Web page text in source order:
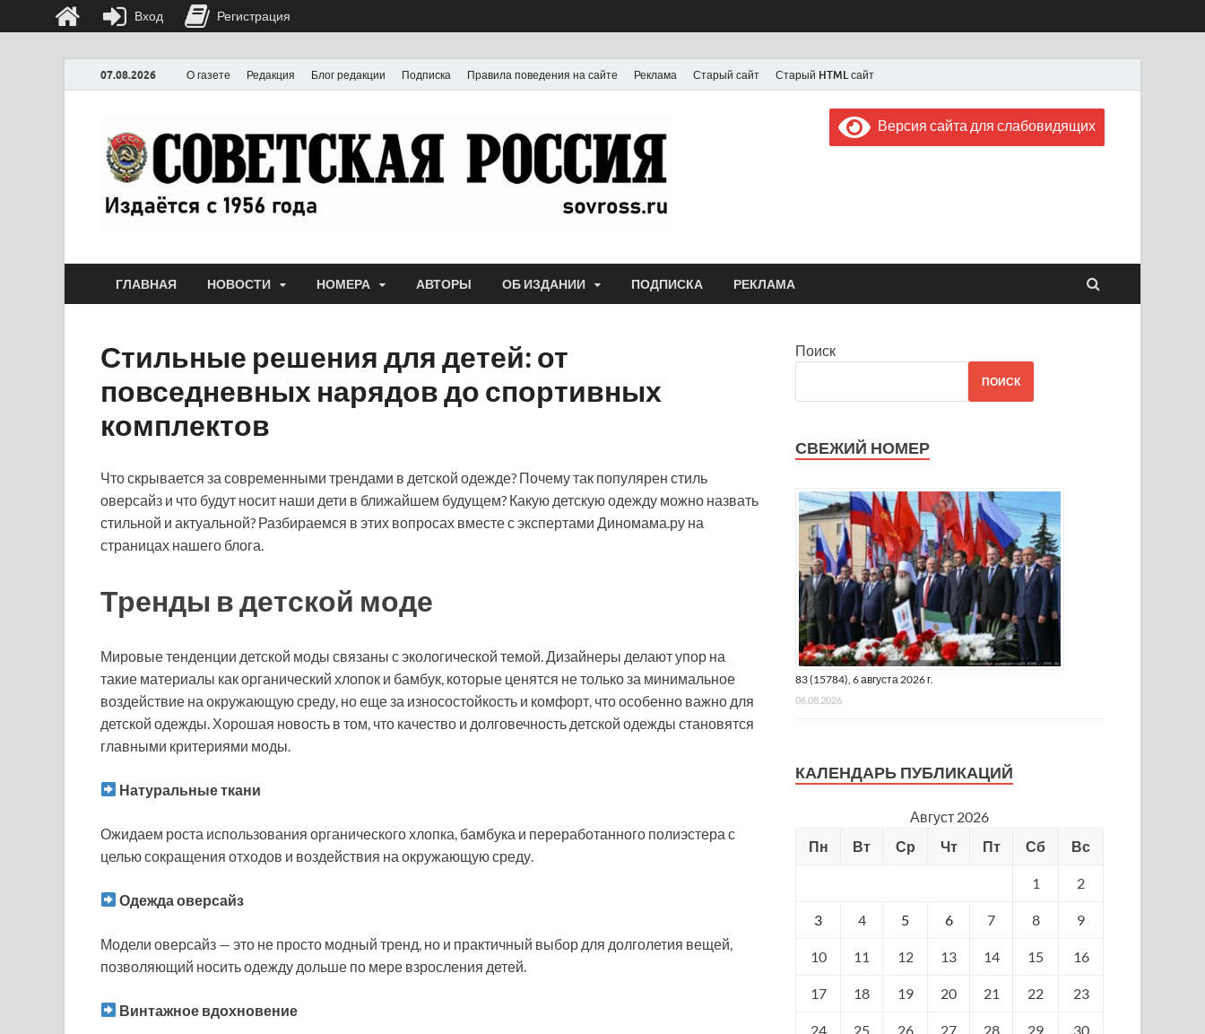
07.08.2026 О газете Редакция Блог редакции Подписка Правила поведения на сайте Реклама Старый сайт Старый HTML сайт
Газета "Советская Россия"
Выпускается с июля 1956 года
Версия сайта для слабовидящих
ГЛАВНАЯ НОВОСТИ НОМЕРА АВТОРЫ ОБ ИЗДАНИИ ПОДПИСКА РЕКЛАМА
Стильные решения для детей: от
повседневных нарядов до спортивных
комплектов
Что скрывается за современными трендами в детской одежде? Почему так популярен стиль
оверсайз и что будут носит наши дети в ближайшем будущем? Какую детскую одежду можно назвать
стильной и актуальной? Разбираемся в этих вопросах вместе с экспертами Диномама.ру на
страницах нашего блога.
Тренды в детской моде
Мировые тенденции детской моды связаны с экологической темой. Дизайнеры делают упор на
такие материалы как органический хлопок и бамбук, которые ценятся не только за минимальное
воздействие на окружающую среду, но еще за износостойкость и комфорт, что особенно важно для
детской одежды. Хорошая новость в том, что качество и долговечность детской одежды становятся
главными критериями моды.
Натуральные ткани
Ожидаем роста использования органического хлопка, бамбука и переработанного полиэстера с
целью сокращения отходов и воздействия на окружающую среду.
Одежда оверсайз
Модели оверсайз — это не просто модный тренд, но и практичный выбор для долголетия вещей,
позволяющий носить одежду дольше по мере взросления детей.
Винтажное вдохновение
Поиск
ПОИСК
СВЕЖИЙ НОМЕР
83 (15784), 6 августа 2026 г.
06.08.2026
КАЛЕНДАРЬ ПУБЛИКАЦИЙ
Август 2026
Пн
Вт Ср Чт Пт Сб Вс
1 2
3 4 5 6 7 8 9
10 11 12 13 14 15 16
17 18 19 20 21 22 23
24 25 26 27 28 29 30
Вход Регистрация